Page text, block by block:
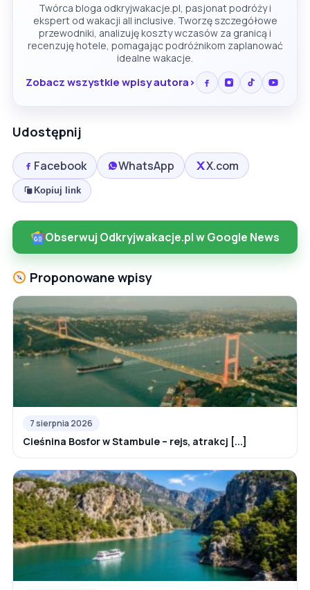
Twórca bloga odkryjwakacje.pl, pasjonat podróży i
ekspert od wakacji all inclusive. Tworzę szczegółowe
przewodniki, analizuję koszty wczasów za granicą i
recenzuję hotele, pomagając podróżnikom zaplanować
idealne wakacje.
Zobacz wszystkie wpisy autora
Udostępnij
Facebook WhatsApp X.com
Kopiuj link
Obserwuj Odkryjwakacje.pl w Google News
Proponowane wpisy
7 sierpnia 2026
Cieśnina Bosfor w Stambule – rejs, atrakcj [...]